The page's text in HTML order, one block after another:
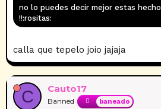
no lo puedes decir mejor estas
!!:rositas:
calla que tepelo joio jajaja
C Cauto17
Banned baneado